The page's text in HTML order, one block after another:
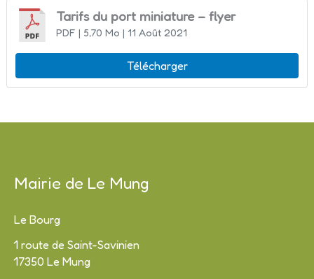
Tarifs du port miniature – flyer
PDF | 5,70 Mo | 11 Août 2021
Télécharger
Mairie de Le Mung
Le Bourg
1 route de Saint-Savinien
17350 Le Mung